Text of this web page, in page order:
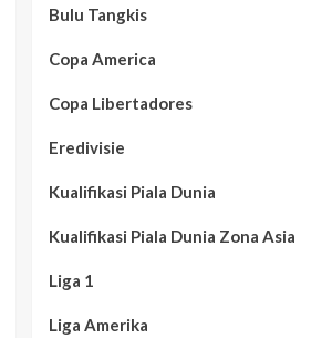
Bulu Tangkis
Copa America
Copa Libertadores
Eredivisie
Kualifikasi Piala Dunia
Kualifikasi Piala Dunia Zona Asia
Liga 1
Liga Amerika